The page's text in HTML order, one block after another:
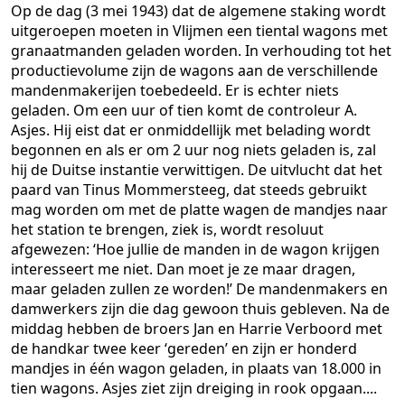
Op de dag (3 mei 1943) dat de algemene staking wordt
uitgeroepen moeten in Vlijmen een tiental wagons met
granaatmanden geladen worden. In verhouding tot het
productievolume zijn de wagons aan de verschillende
mandenmakerijen toebedeeld. Er is echter niets
geladen. Om een uur of tien komt de controleur A.
Asjes. Hij eist dat er onmiddellijk met belading wordt
begonnen en als er om 2 uur nog niets geladen is, zal
hij de Duitse instantie verwittigen. De uitvlucht dat het
paard van Tinus Mommersteeg, dat steeds gebruikt
mag worden om met de platte wagen de mandjes naar
het station te brengen, ziek is, wordt resoluut
afgewezen: ‘Hoe jullie de manden in de wagon krijgen
interesseert me niet. Dan moet je ze maar dragen,
maar geladen zullen ze worden!’ De mandenmakers en
damwerkers zijn die dag gewoon thuis gebleven. Na de
middag hebben de broers Jan en Harrie Verboord met
de handkar twee keer ‘gereden’ en zijn er honderd
mandjes in één wagon geladen, in plaats van 18.000 in
tien wagons. Asjes ziet zijn dreiging in rook opgaan....